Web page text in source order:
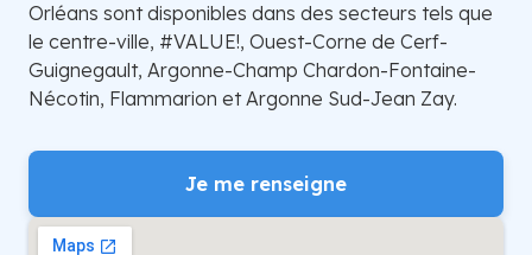
Orléans sont disponibles dans des secteurs tels que
le centre-ville, #VALUE!, Ouest-Corne de Cerf-
Guignegault, Argonne-Champ Chardon-Fontaine-
Nécotin, Flammarion et Argonne Sud-Jean Zay.
Je me renseigne